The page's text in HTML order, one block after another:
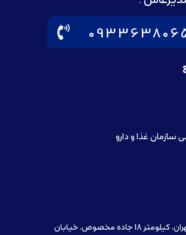
سازمان غذا و دارو
آدرس دفتر مرکزی : تهران، کیلومتر 18 جاده مخصوص، خیابان